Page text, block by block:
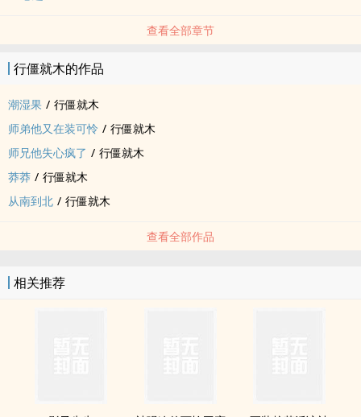
查看全部章节
行僵就木的作品
潮湿果 / 行僵就木
师弟他又在装可怜 / 行僵就木
师兄他失心疯了 / 行僵就木
莽莽 / 行僵就木
从南到北 / 行僵就木
查看全部作品
相关推荐